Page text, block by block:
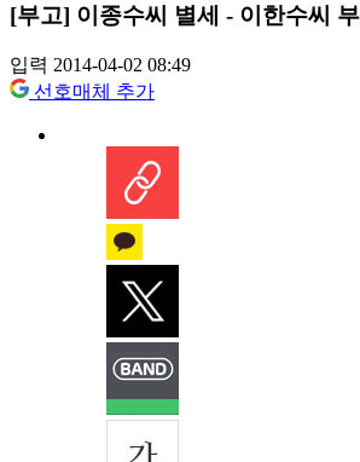
[부고] 이종수씨 별세 - 이한수씨
입력 2014-04-02 08:49
선호매체 추가